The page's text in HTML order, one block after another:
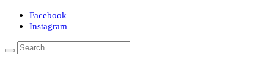
Facebook
Instagram